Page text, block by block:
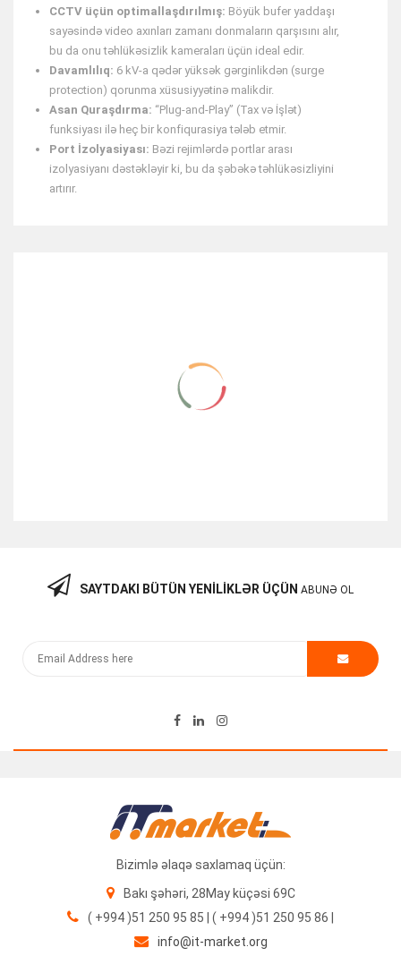
CCTV üçün optimallaşdırılmış: Böyük bufer yaddaşı
sayəsində video axınları zamanı donmaların qarşısını alır,
bu da onu təhlükəsizlik kameraları üçün ideal edir.
Davamlılıq: 6 kV-a qədər yüksək gərginlikdən (surge
protection) qorunma xüsusiyyətinə malikdir.
Asan Quraşdırma: “Plug-and-Play” (Tax və İşlət)
funksiyası ilə heç bir konfiqurasiya tələb etmir.
Port İzolyasiyası: Bəzi rejimlərdə portlar arası
izolyasiyanı dəstəkləyir ki, bu da şəbəkə təhlükəsizliyini
artırır.
Kommutator WS-C3560C-8PC-S V01
SAYTDAKI BÜTÜN YENILIKLƏR ÜÇÜN ABUNƏ OL
Bizimlə əlaqə saxlamaq üçün:
Bakı şəhəri, 28May küçəsi 69C
( +994 )51 250 95 85 | ( +994 )51 250 95 86 |
info@it-market.org